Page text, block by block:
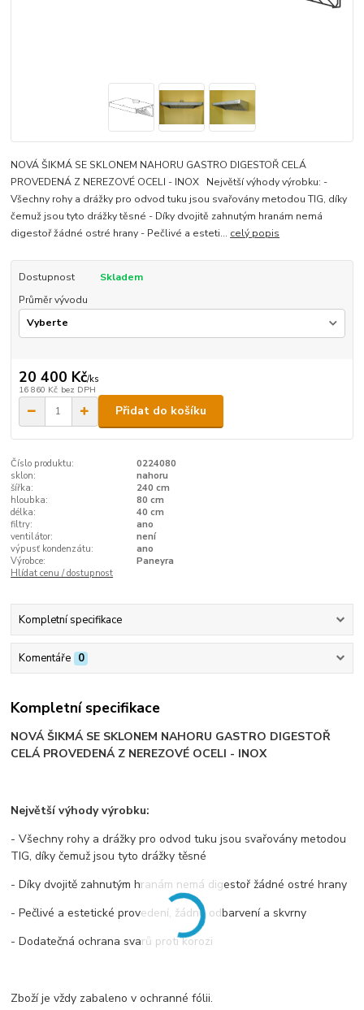
NOVÁ ŠIKMÁ SE SKLONEM NAHORU GASTRO DIGESTOŘ CELÁ
PROVEDENÁ Z NEREZOVÉ OCELI - INOX Největší výhody výrobku: -
Všechny rohy a drážky pro odvod tuku jsou svařovány metodou TIG, díky
čemuž jsou tyto drážky těsné - Díky dvojitě zahnutým hranám nemá
digestoř žádné ostré hrany - Pečlivé a esteti... celý popis
Dostupnost
Skladem
Průměr vývodu
20 400 Kč/ks
16 860 Kč bez DPH
Přidat do košíku
Číslo produktu:
0224080
sklon:
nahoru
šířka:
240 cm
hloubka:
80 cm
délka:
40 cm
filtry:
ano
ventilátor:
není
výpusť kondenzátu:
ano
Výrobce:
Paneyra
Hlídat cenu / dostupnost
Kompletní specifikace
Komentáře 0
Kompletní specifikace
NOVÁ ŠIKMÁ SE SKLONEM NAHORU GASTRO DIGESTOŘ
CELÁ PROVEDENÁ Z NEREZOVÉ OCELI - INOX
Největší výhody výrobku:
- Všechny rohy a drážky pro odvod tuku jsou svařovány metodou
TIG, díky čemuž jsou tyto drážky těsné
- Díky dvojitě zahnutým hranám nemá digestoř žádné ostré hrany
- Pečlivé a estetické provedení, žádné odbarvení a skvrny
- Dodatečná ochrana svarů proti korozi
Zboží je vždy zabaleno v ochranné fólii.